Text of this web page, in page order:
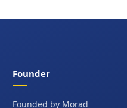
Founder
Founded by Morad